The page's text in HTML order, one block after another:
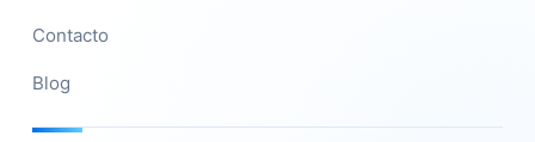
Contacto
Blog